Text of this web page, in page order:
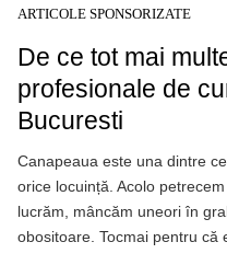
ARTICOLE SPONSORIZATE
De ce tot mai
profesionale de
Bucuresti
Canapeaua este una dintre
orice locuință. Acolo
lucrăm, mâncăm uneori în
obositoare. Tocmai pentru că